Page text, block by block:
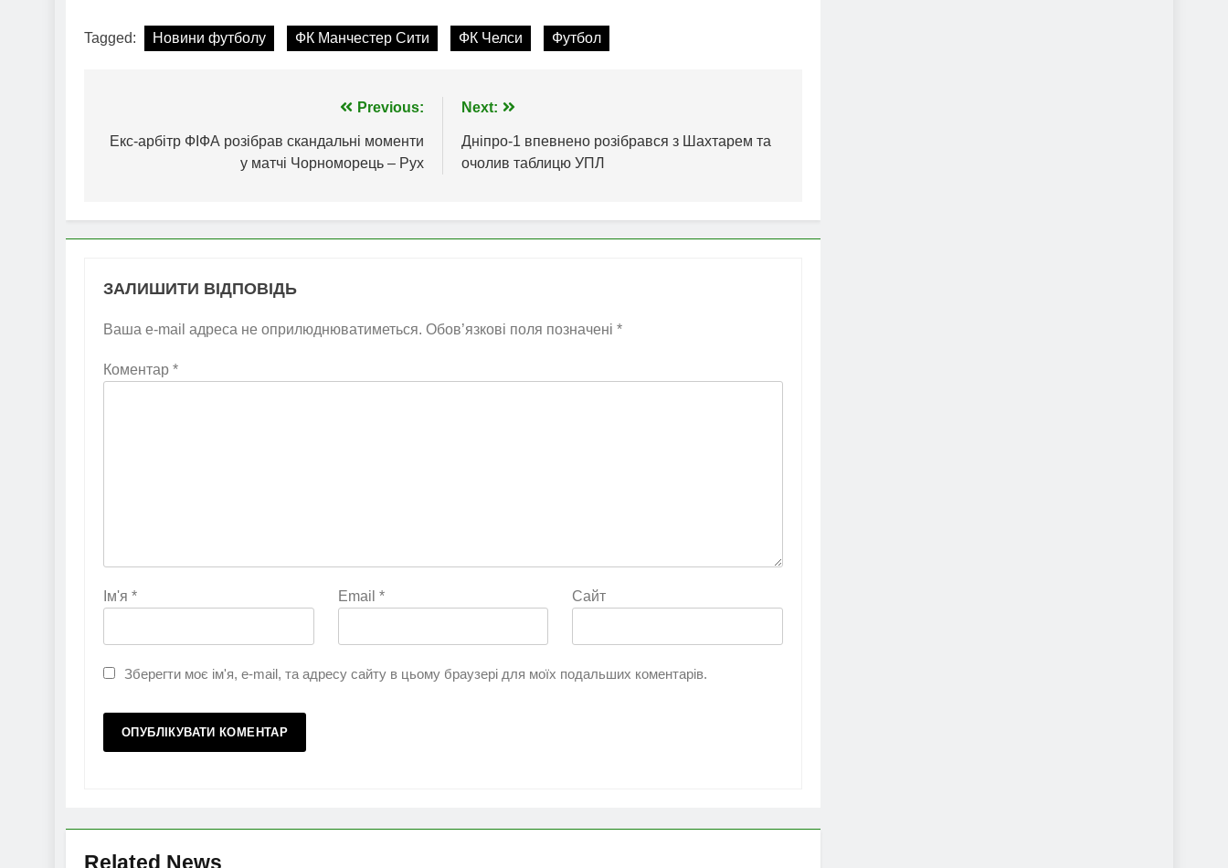
Tagged: Новини футболу ФК Манчестер Сити ФК Челси Футбол
записів
Previous:
Екс-арбітр ФІФА розібрав скандальні моменти
у матчі Чорноморець – Рух
Next:
Дніпро-1 впевнено розібрався з Шахтарем та
очолив таблицю УПЛ
ЗАЛИШИТИ ВІДПОВІДЬ
Ваша e-mail адреса не оприлюднюватиметься. Обов’язкові поля позначені *
Коментар *
Ім'я * Email * Сайт
Зберегти моє ім'я, e-mail, та адресу сайту в цьому браузері для моїх подальших коментарів.
Related News